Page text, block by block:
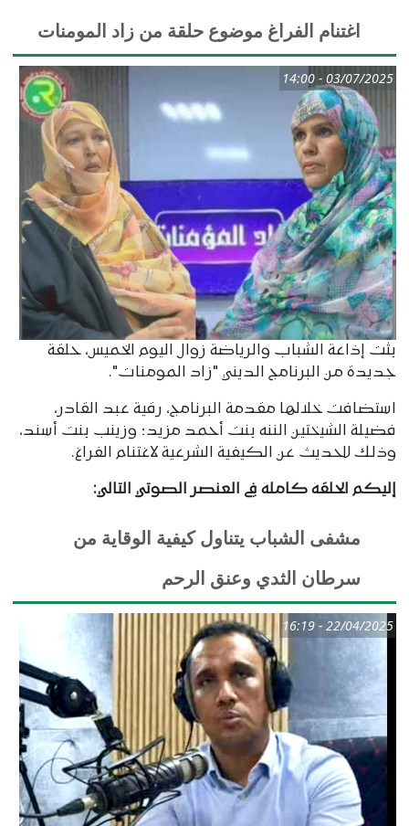
اغتنام الفراغ موضوع حلقة من زاد المومنات
03/07/2025 - 14:00
بثت إذاعة الشباب والرياضة زوال اليوم الخميس، حلقة
جديدة من البرنامج الديني "زاد المومنات".
استضافت خلالھا مقدمة البرنامج، رقية عبد القادر،
فضيلة الشيختين الننه بنت أحمد مزيد؛ وزينب بنت أسند،
وذلك للحديث عن الكيفية الشرعية لاغتنام الفراغ.
إليكم الحلقة كاملة في العنصر الصوتي التالي:
مشفى الشباب يتناول كيفية الوقاية من
سرطان الثدي وعنق الرحم
22/04/2025 - 16:19